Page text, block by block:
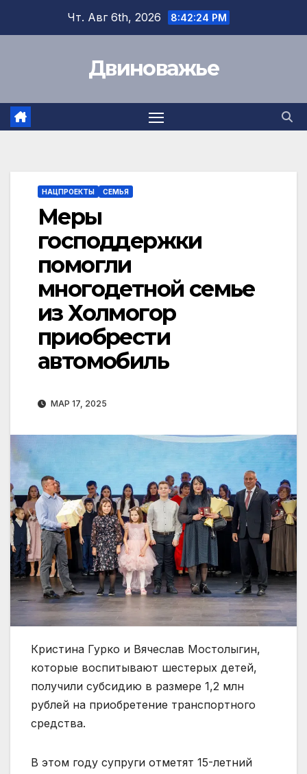
Чт. Авг 6th, 2026 8:42:25 PM
Двиноважье
НАЦПРОЕКТЫ СЕМЬЯ
Меры
господдержки
помогли
многодетной семье
из Холмогор
приобрести
автомобиль
МАР 17, 2025
Кристина Гурко и Вячеслав Мостолыгин,
которые воспитывают шестерых детей,
получили субсидию в размере 1,2 млн
рублей на приобретение транспортного
средства.
В этом году супруги отметят 15-летний